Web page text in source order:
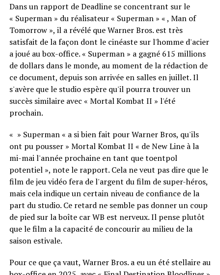
Dans un rapport de Deadline se concentrant sur le
« Superman » du réalisateur « Superman » « , Man of
Tomorrow », il a révélé que Warner Bros. est très
satisfait de la façon dont le cinéaste sur l'homme d'acier
a joué au box-office. « Superman » a gagné 615 millions
de dollars dans le monde, au moment de la rédaction de
ce document, depuis son arrivée en salles en juillet. Il
s'avère que le studio espère qu'il pourra trouver un
succès similaire avec « Mortal Kombat II » l'été
prochain.
« » Superman « a si bien fait pour Warner Bros, qu'ils
ont pu pousser » Mortal Kombat II « de New Line à la
mi-mai l'année prochaine en tant que toentpol
potentiel », note le rapport. Cela ne veut pas dire que le
film de jeu vidéo fera de l'argent du film de super-héros,
mais cela indique un certain niveau de confiance de la
part du studio. Ce retard ne semble pas donner un coup
de pied sur la boîte car WB est nerveux. Il pense plutôt
que le film a la capacité de concourir au milieu de la
saison estivale.
Pour ce que ça vaut, Warner Bros. a eu un été stellaire au